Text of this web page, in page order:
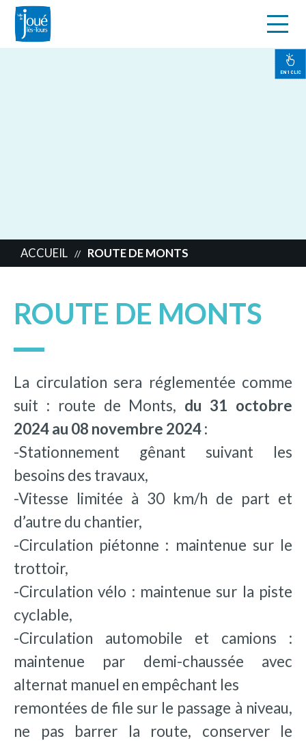
EN 1 CLIC
ACCUEIL // ROUTE DE MONTS
ROUTE DE MONTS
La circulation sera réglementée comme
suit : route de Monts, du 31 octobre
2024 au 08 novembre 2024 :
-Stationnement gênant suivant les
besoins des travaux,
-Vitesse limitée à 30 km/h de part et
d’autre du chantier,
-Circulation piétonne : maintenue sur le
trottoir,
-Circulation vélo : maintenue sur la piste
cyclable,
-Circulation automobile et camions :
maintenue par demi-chaussée avec
alternat manuel en empêchant les
remontées de file sur le passage à niveau,
ne pas barrer la route, conserver le